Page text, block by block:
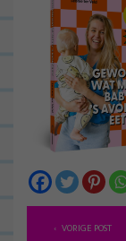
B VORIGE POST